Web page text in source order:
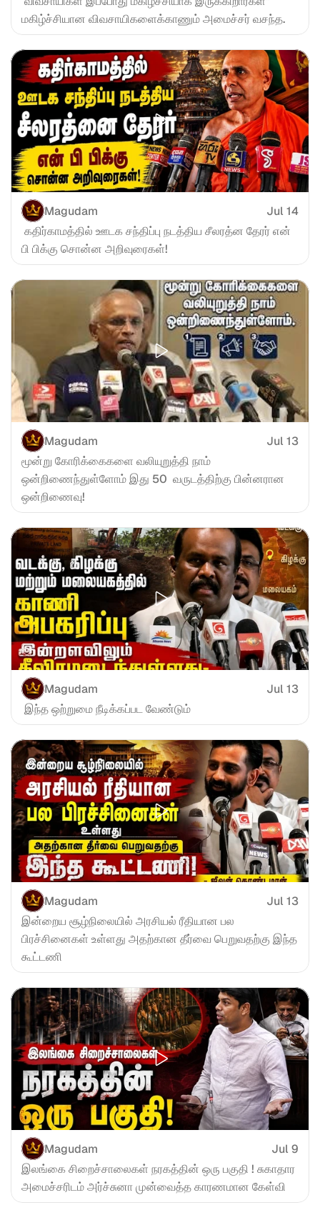
மகிழ்ச்சியான விவசாயிகளைக்காணும் அமைச்சர் வசந்த.
Magudam
Jul 14
பி பிக்கு சொன்ன அறிவுரைகள்!
Magudam
Jul 13
மூன்று கோரிக்கைகளை வலியுறுத்தி நாம்
ஒன்றிணைந்துள்ளோம் இது 50  வருடத்திற்கு பின்னரான
ஒன்றிணைவு!
Magudam
Jul 13
இந்த ஒற்றுமை நீடிக்கப்பட வேண்டும்
Magudam
Jul 13
இன்றைய சூழ்நிலையில் அரசியல் ரீதியான பல
பிரச்சினைகள் உள்ளது அதற்கான தீர்வை பெறுவதற்கு இந்த
கூட்டணி
Magudam
Jul 9
இலங்கை சிறைச்சாலைகள் நரகத்தின் ஒரு பகுதி ! சுகாதார
அமைச்சரிடம் அர்ச்சுனா முன்வைத்த காரணமான கேள்வி